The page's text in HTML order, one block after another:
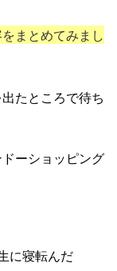
まとめてみまし
たところで待ち
ーショッピング
に寝転んだ